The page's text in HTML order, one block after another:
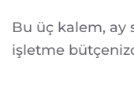
Bu üç kalem, ay
işletme